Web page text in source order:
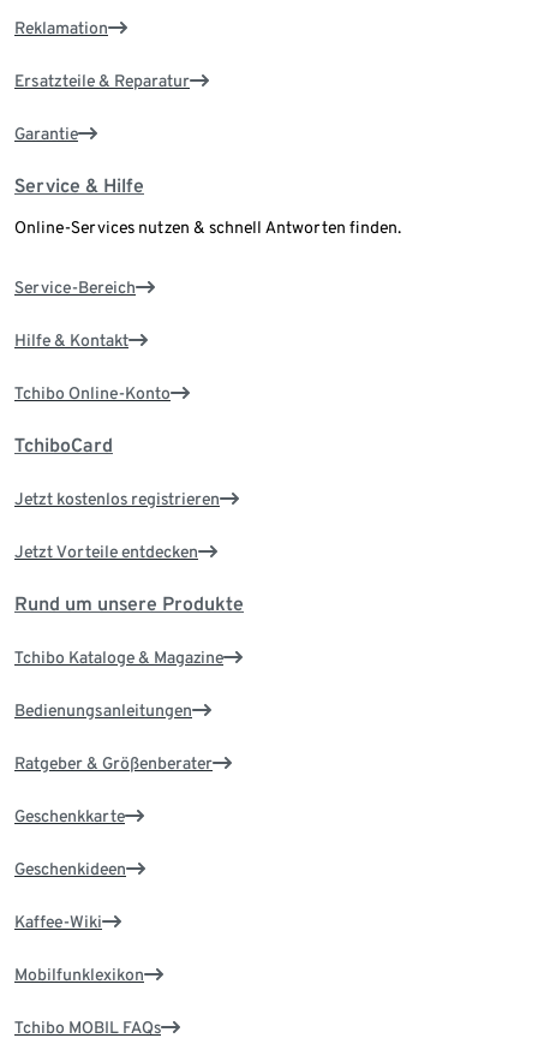
Reklamation
Ersatzteile & Reparatur
Garantie
Service & Hilfe
Online-Services nutzen & schnell Antworten finden.
Service-Bereich
Hilfe & Kontakt
Tchibo Online-Konto
TchiboCard
Jetzt kostenlos registrieren
Jetzt Vorteile entdecken
Rund um unsere Produkte
Tchibo Kataloge & Magazine
Bedienungsanleitungen
Ratgeber & Größenberater
Geschenkkarte
Geschenkideen
Kaffee-Wiki
Mobilfunklexikon
Tchibo MOBIL FAQs